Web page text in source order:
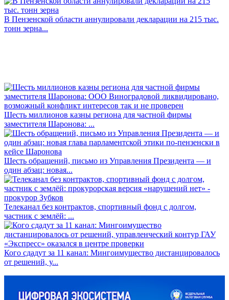
В Пензенской области аннулировали декларации на 215 тыс.
тонн зерна...
Шесть миллионов казны региона для частной фирмы
заместителя Шаронова: ...
Шесть обращений, письмо из Управления Президента — и
один абзац: новая...
Телеканал без контрактов, спортивный фонд с долгом,
частник с землёй: ...
Кого сдадут за 11 канал: Мингоимущество дистанцировалось
от решений, у...